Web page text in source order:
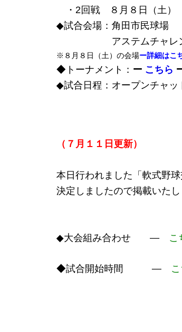
・2回戦 ８月８日（土）
◆試合会場：角田市民球場
アステムチャレンジス
※８月８日（土）の会場ー詳細はこ
◆トーナメント： ー こちら
◆試合日程：オープンチャッ
（７月１１日更新）
本日行われました「軟式野
決定しましたので掲載いたし
◆大会組み合わせ ― こ
◆試合開始時間 ―